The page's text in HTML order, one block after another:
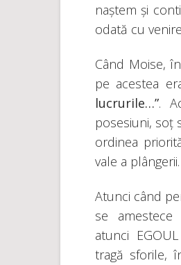
naștem și
odată cu
Când Moise,
pe acestea
lucrurile…”.
posesiuni, soț
ordinea
vale a plângerii.
Atunci când
se
atunci
tragă sforile,